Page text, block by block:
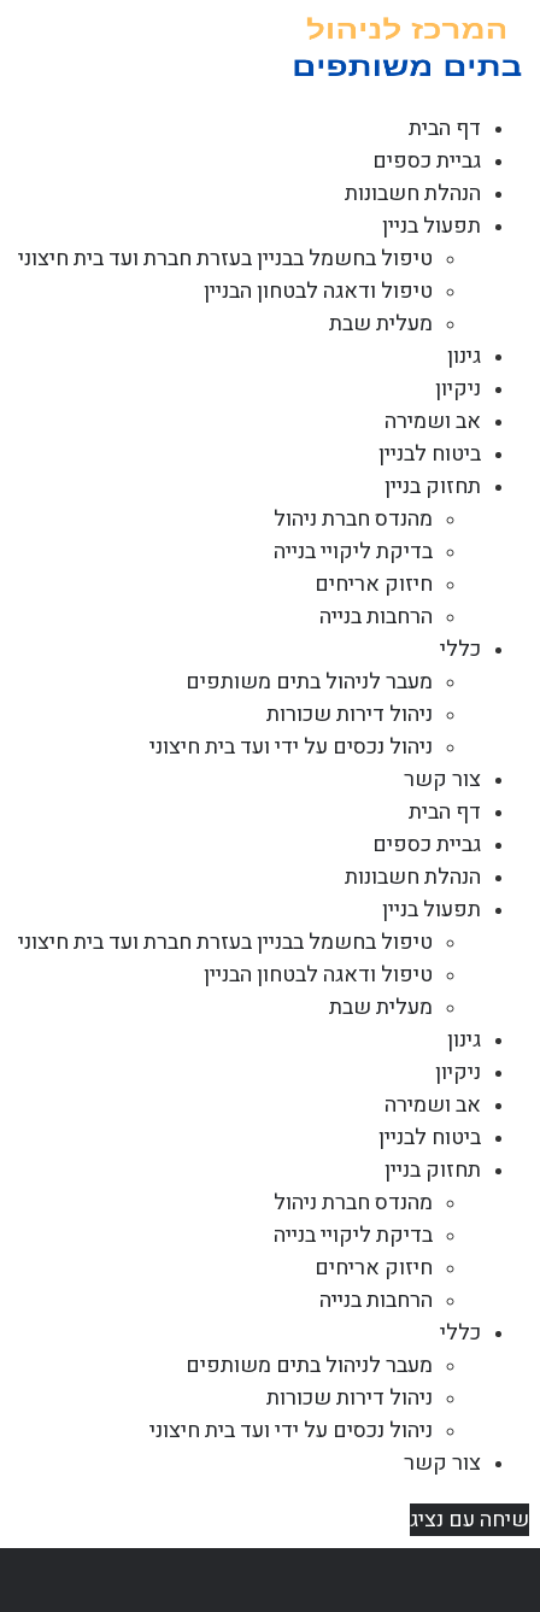
דף הבית
גביית כספים
הנהלת חשבונות
תפעול בניין
טיפול בחשמל בבניין בעזרת חברת ועד בית חיצוני
טיפול ודאגה לבטחון הבניין
מעלית שבת
גינון
ניקיון
אב ושמירה
ביטוח לבניין
תחזוק בניין
מהנדס חברת ניהול
בדיקת ליקויי בנייה
חיזוק אריחים
הרחבות בנייה
כללי
מעבר לניהול בתים משותפים
ניהול דירות שכורות
ניהול נכסים על ידי ועד בית חיצוני
צור קשר
דף הבית
גביית כספים
הנהלת חשבונות
תפעול בניין
טיפול בחשמל בבניין בעזרת חברת ועד בית חיצוני
טיפול ודאגה לבטחון הבניין
מעלית שבת
גינון
ניקיון
אב ושמירה
ביטוח לבניין
תחזוק בניין
מהנדס חברת ניהול
בדיקת ליקויי בנייה
חיזוק אריחים
הרחבות בנייה
כללי
מעבר לניהול בתים משותפים
ניהול דירות שכורות
ניהול נכסים על ידי ועד בית חיצוני
צור קשר
שיחה עם נציג